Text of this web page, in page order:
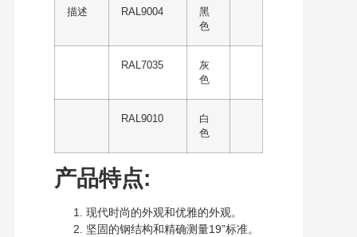
描述 RAL9004
黑
色
RAL7035
灰
色
RAL9010
白
色
产品特点:
现代时尚的外观和优雅的外观。
坚固的钢结构和精确测量19”标准。